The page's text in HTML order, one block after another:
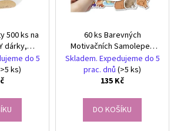
500 ks na
dárky,
do 5
ks)
60 ks Barevných
Motivačních Samolepek
Kapybara - Ideální DIY pro
Děti
Skladem. Expedujeme do 5
prac. dnů (>5 ks)
135 Kč
DO KOŠÍKU